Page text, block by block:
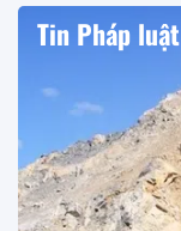
Tin Pháp luật